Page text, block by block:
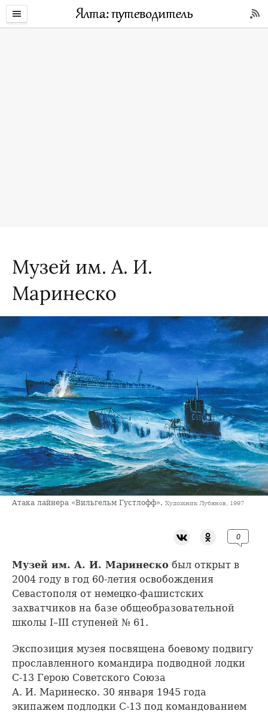
Музей им. А. И.
Маринеско
Aтака лайнера «Вильгельм Густлофф». Художник Лубянов, 1997
0
Музей им. А. И. Маринеско был открыт в
2004 году в год 60-летия освобождения
Севастополя от немецко-фашистских
захватчиков на базе общеобразовательной
школы I–III ступеней № 61.
Экспозиция музея посвящена боевому подвигу
прославленного командира подводной лодки
С-13 Герою Советского Союза
А. И. Маринеско. 30 января 1945 года
экипажем подлодки С-13 под командованием